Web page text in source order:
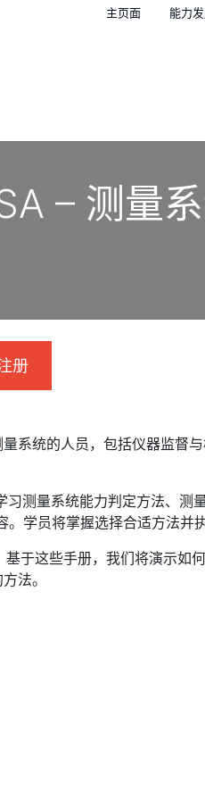
主页面 能力
– 测量
册
系统的人员，包括仪器监督
测量系统能力判定方法、测
学员将掌握选择合适方法并
于这些手册，我们将演示如
法。